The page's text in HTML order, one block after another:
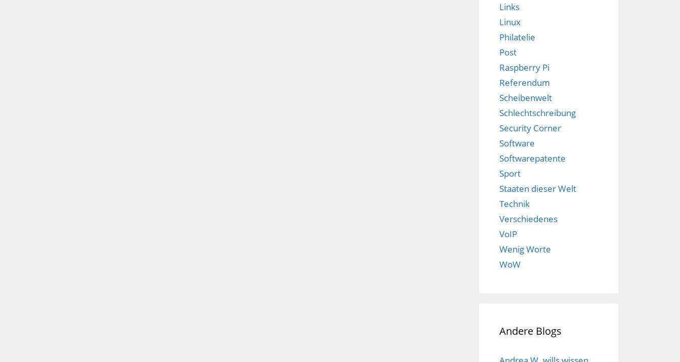
Links
Linux
Philatelie
Post
Raspberry Pi
Referendum
Scheibenwelt
Schlechtschreibung
Security Corner
Software
Softwarepatente
Sport
Staaten dieser Welt
Technik
Verschiedenes
VoIP
Wenig Worte
WoW
Andere Blogs